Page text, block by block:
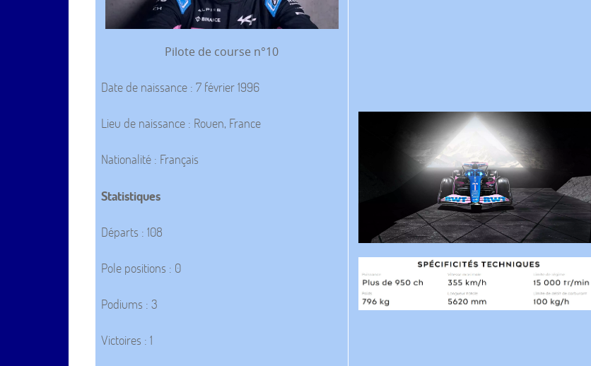
Pilote de course n°10
Date de naissance : 7 février 1996
Lieu de naissance : Rouen, France
Nationalité : Français
Statistiques
Départs : 108
Pole positions : 0
Podiums : 3
Victoires : 1